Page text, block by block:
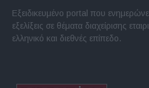
Εξειδικευμένο portal που ενημερώνει
εξελίξεις σε θέματα διαχείρισης
ελληνικό και διεθνές επίπεδο.